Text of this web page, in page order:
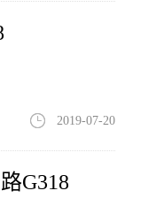
2019-07-20
G318